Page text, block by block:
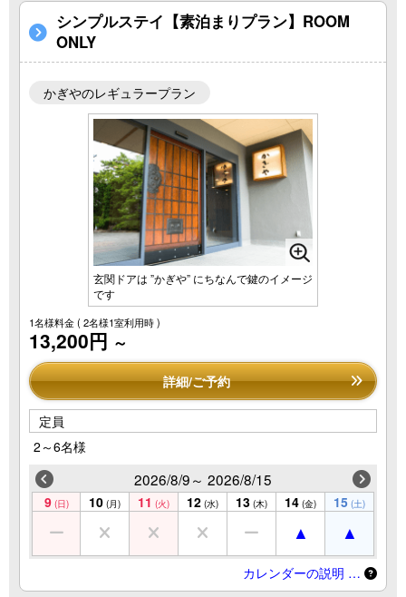
シンプルステイ【素泊まりプラン】ROOM
ONLY
かぎやのレギュラープラン
玄関ドアは ”かぎや” にちなんで鍵のイメージ
です
1名様料金( 2名様1室利用時 )
13,200円 ～
詳細/ご予約
定員
2～6名様
2026/8/9～ 2026/8/15
9 (日) 10 (月) 11 (火) 12 (水) 13 (木) 14 (金) 15 (土)
カレンダーの説明 …